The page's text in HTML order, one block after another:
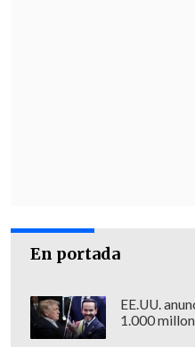
En portada
EE.UU.
1.000